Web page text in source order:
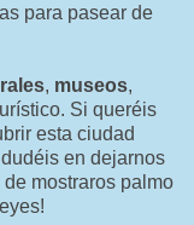
para pasear de
, museos,
Si queréis
esta ciudad
en dejarnos
mostraros palmo